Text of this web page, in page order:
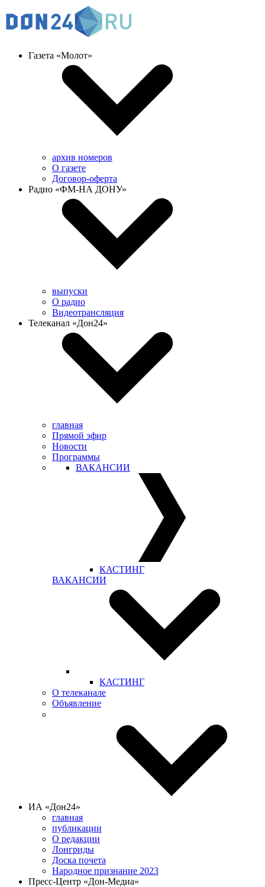
Газета «Молот»
архив номеров
О газете
Договор-оферта
Радио «ФМ-НА ДОНУ»
выпуски
О радио
Видеотрансляция
Телеканал «Дон24»
главная
Прямой эфир
Новости
Программы
ВАКАНСИИ
КАСТИНГ
ВАКАНСИИ
КАСТИНГ
О телеканале
Объявление
ИА «Дон24»
главная
публикации
О редакции
Лонгриды
Доска почета
Народное признание 2023
Пресс-Центр «Дон-Медиа»